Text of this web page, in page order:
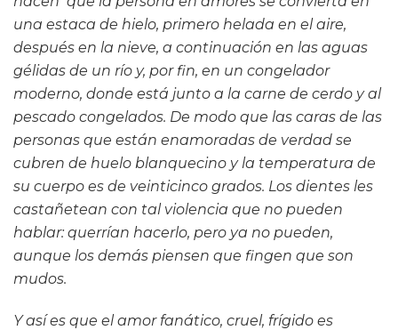
una estaca de hielo, primero helada en el aire,
después en la nieve, a continuación en las aguas
gélidas de un río y, por fin, en un congelador
moderno, donde está junto a la carne de cerdo y al
pescado congelados. De modo que las caras de las
personas que están enamoradas de verdad se
cubren de huelo blanquecino y la temperatura de
su cuerpo es de veinticinco grados. Los dientes les
castañetean con tal violencia que no pueden
hablar: querrían hacerlo, pero ya no pueden,
aunque los demás piensen que fingen que son
mudos.
Y así es que el amor fanático, cruel, frígido es